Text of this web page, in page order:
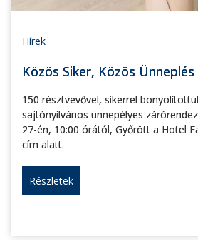
Hírek
Közös Siker, Közös Ünneplés
150 résztvevővel, sikerrel
sajtónyilvános ünnepélyes
27-én, 10:00 órától, Győrött a Hotel
cím alatt.
Részletek